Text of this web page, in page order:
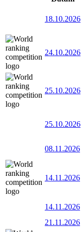
18.10.2026
24.10.2026
25.10.2026
25.10.2026
08.11.2026
14.11.2026
14.11.2026
21.11.2026